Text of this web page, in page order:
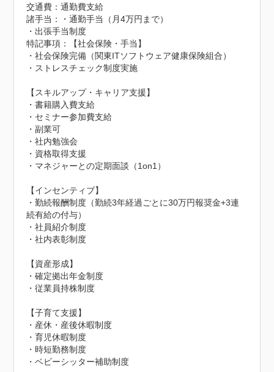
交通費：通勤費支給
諸手当：・通勤手当（月4万円まで）
・出張手当制度
特記事項：【社会保険・手当】
・社会保険完備（関東ITソフトウェア健康保険組合）
・ストレスチェック制度実施
【スキルアップ・キャリア支援】
・書籍購入費支給
・セミナー参加費支給
・副業可
・社内勉強会
・資格取得支援
・マネジャーとの定期面談（1on1）
【インセンティブ】
・勤続報酬制度（勤続3年経過ごとに30万円報奨金+3連
続有給の付与）
・社員紹介制度
・社内表彰制度
【資産形成】
・確定拠出年金制度
・従業員持株制度
【子育て支援】
・産休・産後休暇制度
・育児休暇制度
・時短勤務制度
・ベビーシッター補助制度